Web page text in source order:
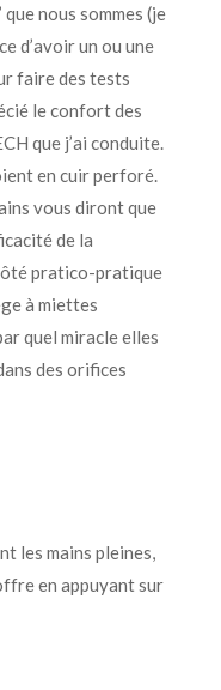
que nous sommes (je
d’avoir un ou une
faire des tests
le confort des
que j’ai conduite.
en cuir perforé.
vous diront que
de la
pratico-pratique
à miettes
quel miracle elles
des orifices
les mains pleines,
en appuyant sur